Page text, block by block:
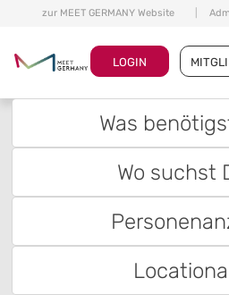
zur MEET GERMANY Website
LOGIN
Was
Wo suchst